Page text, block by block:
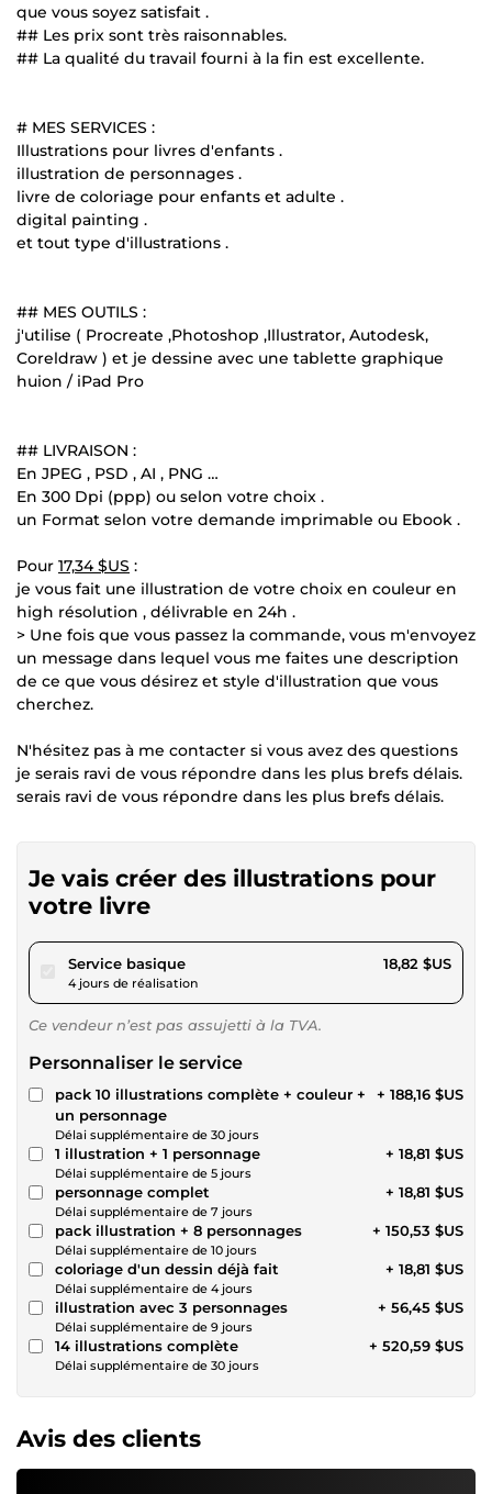
que vous soyez satisfait .
## Les prix sont très raisonnables.
## La qualité du travail fourni à la fin est excellente.
# MES SERVICES :
Illustrations pour livres d'enfants .
illustration de personnages .
livre de coloriage pour enfants et adulte .
digital painting .
et tout type d'illustrations .
## MES OUTILS :
j'utilise ( Procreate ,Photoshop ,Illustrator, Autodesk,
Coreldraw ) et je dessine avec une tablette graphique
huion / iPad Pro
## LIVRAISON :
En JPEG , PSD , AI , PNG …
En 300 Dpi (ppp) ou selon votre choix .
un Format selon votre demande imprimable ou Ebook .
Pour 17,34 $US :
je vous fait une illustration de votre choix en couleur en
high résolution , délivrable en 24h .
> Une fois que vous passez la commande, vous m'envoyez
un message dans lequel vous me faites une description
de ce que vous désirez et style d'illustration que vous
cherchez.
N'hésitez pas à me contacter si vous avez des questions
je serais ravi de vous répondre dans les plus brefs délais.
serais ravi de vous répondre dans les plus brefs délais.
Je vais créer des illustrations pour
votre livre
Service basiquepour 17,34 $US
4 jours de réalisation
18,82 $US
Ce vendeur n’est pas assujetti à la TVA.
Personnaliser le service
pack 10 illustrations complète + couleur +
un personnage
Délai supplémentaire de 30 jours
+ 188,16 $US
1 illustration + 1 personnage
Délai supplémentaire de 5 jours
+ 18,81 $US
personnage complet
Délai supplémentaire de 7 jours
+ 18,81 $US
pack illustration + 8 personnages
Délai supplémentaire de 10 jours
+ 150,53 $US
coloriage d'un dessin déjà fait
Délai supplémentaire de 4 jours
+ 18,81 $US
illustration avec 3 personnages
Délai supplémentaire de 9 jours
+ 56,45 $US
14 illustrations complète
Délai supplémentaire de 30 jours
+ 520,59 $US
Avis des clients